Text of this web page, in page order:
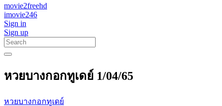
movie2freehd
imovie246
Sign in
Sign up
หวยบางกอกทูเดย์ 1/04/65
หวยบางกอกทูเดย์